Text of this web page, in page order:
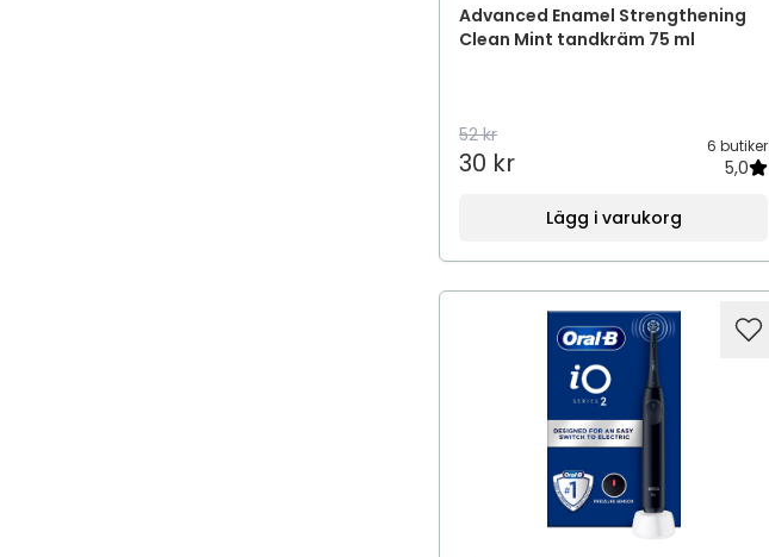
Advanced Enamel Strengthening
Clean Mint tandkräm 75 ml
52 kr
30 kr
6 butiker
5,0
Lägg i varukorg